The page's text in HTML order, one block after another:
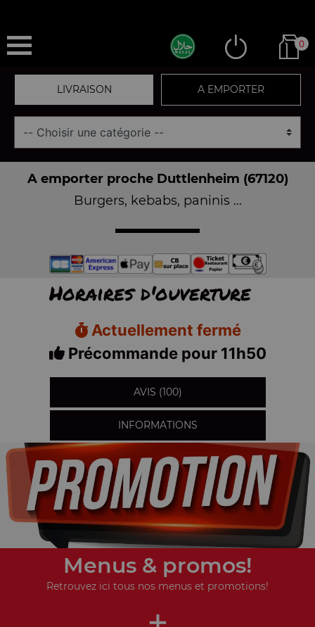
0
LIVRAISON A EMPORTER
A emporter proche Duttlenheim (67120)
Burgers, kebabs, paninis ...
Horaires d'ouverture
Actuellement fermé
Précommande pour 11h50
AVIS (100)
INFORMATIONS
Menus & promos!
Retrouvez ici tous nos menus et promotions!